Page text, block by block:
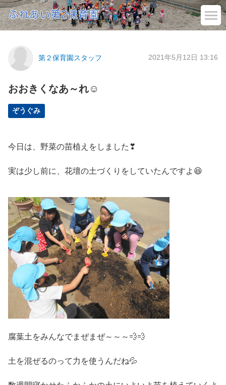
第２保育園スタッフ 2021年5月12日 13:16
おおきくなあ～れ☺
ぞうぐみ
今日は、野菜の苗植えをしました❣
実は少し前に、花壇の土づくりをしていたんですよ😆
腐葉土をみんなでまぜまぜ～～～💨💨
土を混ぜるのって力を使うんだね💦